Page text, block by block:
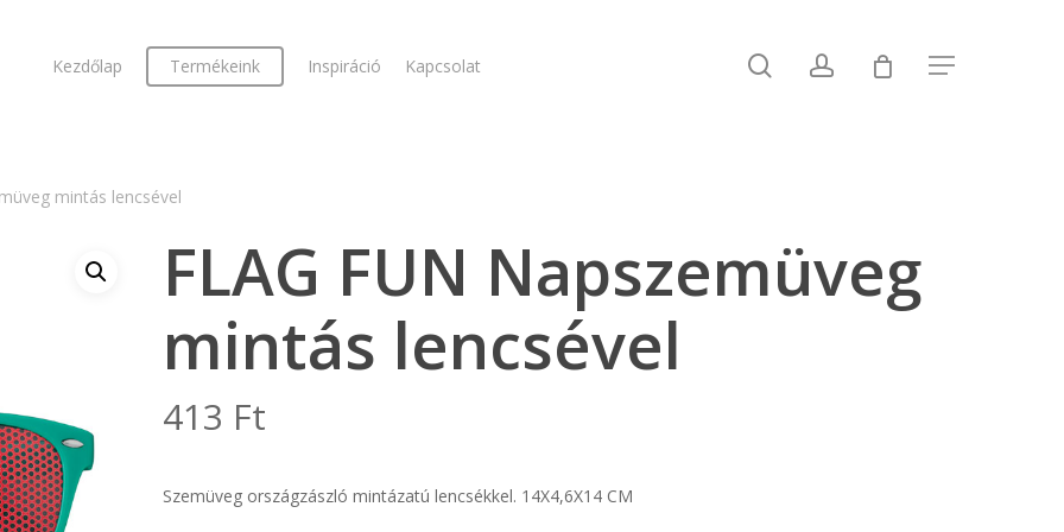
Kezdőlap Termékeink Inspiráció Kapcsolat searchaccount Menu
mintás lencsével
FLAG FUN Napszemüveg
mintás lencsével
413 Ft
Szemüveg országzászló mintázatú lencsékkel. 14X4,6X14 CM